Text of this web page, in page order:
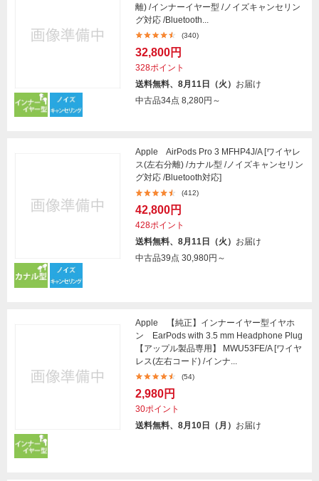
離) /インナーイヤー型 /ノイズキャンセリン
グ対応 /Bluetooth...
(340)
32,800円
328ポイント
送料無料、8月11日（火） お届け
中古品34点 8,280円～
Apple AirPods Pro 3 MFHP4J/A [ワイヤレ
ス(左右分離) /カナル型 /ノイズキャンセリン
グ対応 /Bluetooth対応]
(412)
42,800円
428ポイント
送料無料、8月11日（火） お届け
中古品39点 30,980円～
Apple 【純正】インナーイヤー型イヤホ
ン EarPods with 3.5 mm Headphone Plug
【アップル製品専用】 MWU53FE/A [ワイヤ
レス(左右コード) /インナ...
(54)
2,980円
30ポイント
送料無料、8月10日（月） お届け